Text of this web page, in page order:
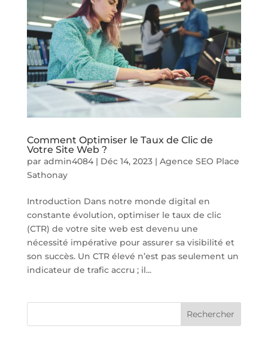
Comment Optimiser le Taux de Clic de
Votre Site Web ?
par admin4084| Déc 14, 2023| Agence SEO Place
Sathonay
Introduction Dans notre monde digital en
constante évolution, optimiser le taux de clic
(CTR) de votre site web est devenu une
nécessité impérative pour assurer sa visibilité et
son succès. Un CTR élevé n’est pas seulement un
indicateur de trafic accru ; il...